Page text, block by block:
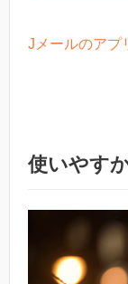
Jメールのアプ
使いやす